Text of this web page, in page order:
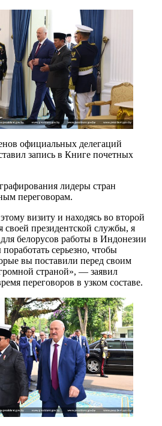
официальных делегаций
запись в Книге почетных
лидеры стран
переговорам.
визиту и находясь во второй
своей президентской службы, я
белорусов работы в Индонезии
серьезно, чтобы
вы поставили перед своим
страной», — заявил
переговоров в узком составе.